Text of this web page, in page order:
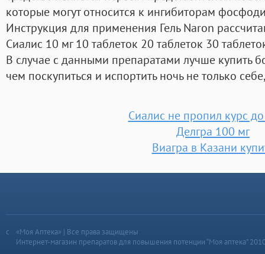
которые могут относится к ингибиторам
Инструкция для применения Гель Naron
Сиалис 10 мг 10 таблеток 20 таблеток 30
В случае с данными препаратами лучше купить
чем поскупиться и испортить ночь не только
Сиалис не пропил курс
Делгра 100 мг
Виагра в Казани
«Моя Аптека» | Все права защищены
Интернет-магазин препаратов для повышения потенции “Моя аптека”